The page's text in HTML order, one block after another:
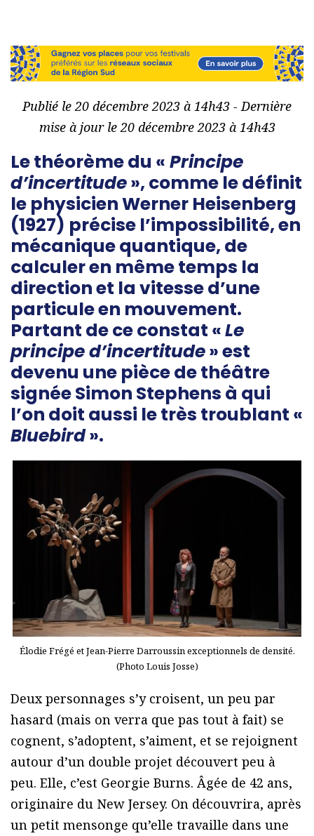
Publié le 20 décembre 2023 à 14h43 - Dernière
mise à jour le 20 décembre 2023 à 14h43
Le théorème du « Principe
d’incertitude», comme le définit
le physicien Werner Heisenberg
(1927) précise l’impossibilité, en
mécanique quantique, de
calculer en même temps la
direction et la vitesse d’une
particule en mouvement.
Partant de ce constat «Le
principe d’incertitude» est
devenu une pièce de théâtre
signée Simon Stephens à qui
l’on doit aussi le très troublant «
Bluebird».
Élodie Frégé et Jean-Pierre Darroussin exceptionnels de densité.
(Photo Louis Josse)
Deux personnages s’y croisent, un peu par
hasard (mais on verra que pas tout à fait) se
cognent, s’adoptent, s’aiment, et se rejoignent
autour d’un double projet découvert peu à
peu. Elle, c’est Georgie Burns. Âgée de 42 ans,
originaire du New Jersey. On découvrira, après
un petit mensonge qu’elle travaille dans une